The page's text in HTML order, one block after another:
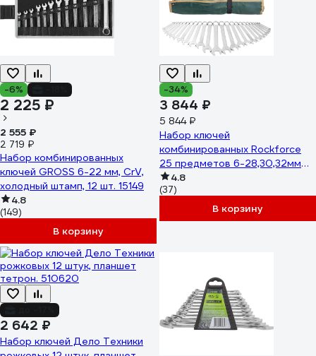
-6%
2 225 ₽
2 555 ₽
2 719 ₽
Набор комбинированных
ключей GROSS 6-22 мм, CrV,
холодный штамп, 12 шт. 15149
4.8
(149)
В корзину
-34%
3 844 ₽
5 844 ₽
Набор ключей
комбинированных Rockforce
25 предметов 6-28,30,32мм
RF-5261P Premium(60778)
4.8
(37)
В корзину
2 642 ₽
Набор ключей Дело Техники